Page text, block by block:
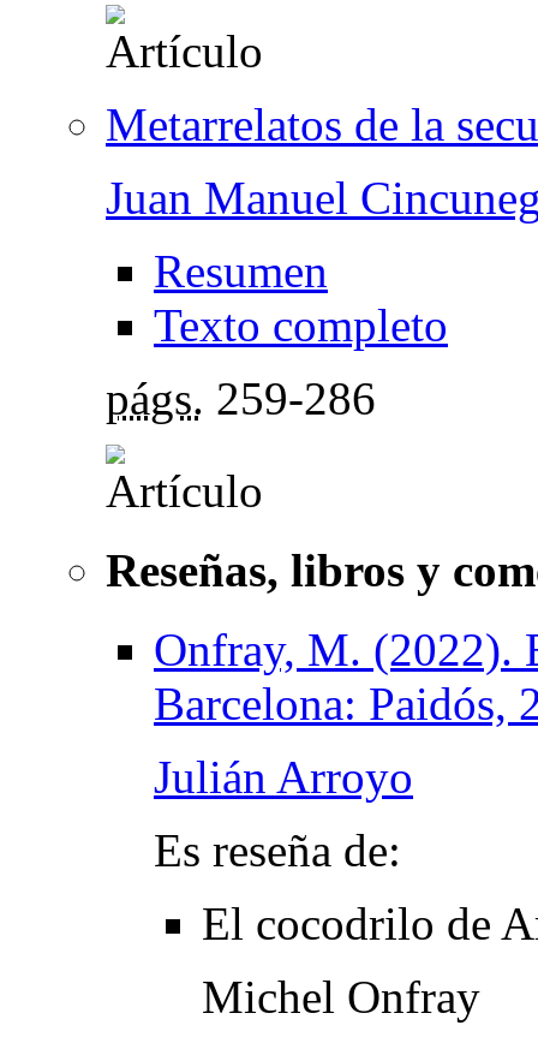
Metarrelatos de la
Juan Manuel
Resumen
Texto completo
págs. 259-286
Reseñas, libros y
Onfray, M. (2022).
Barcelona: Paidós,
Julián Arroyo
Es reseña de:
El cocodrilo de
Michel Onfray